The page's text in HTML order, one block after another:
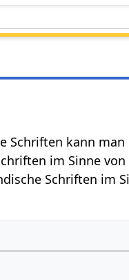
Schriften kann
im Sinne
Schriften im